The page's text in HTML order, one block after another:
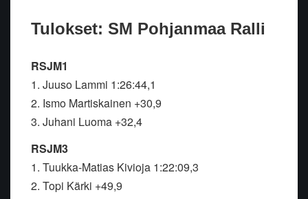
Tulokset: SM Pohjanmaa Ralli
RSJM1
1. Juuso Lammi 1:26:44,1
2. Ismo Martiskainen +30,9
3. Juhani Luoma +32,4
RSJM3
1. Tuukka-Matias Kivioja 1:22:09,3
2. Topi Kärki +49,9